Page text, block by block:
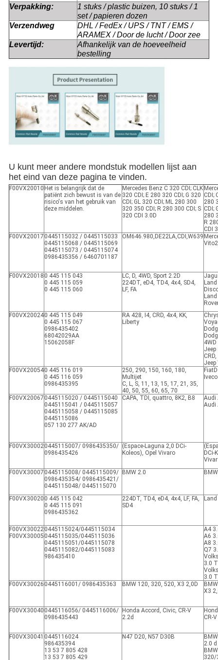
Verpakking:
1 stuks / plastic buizen, 10 stuks / 1
set / papieren dozen
Verzendweg
DHL / FedEx / UPS / TNT / EMS /
ARAMEX / Door de lucht / Door zee
Levertijd:
Afhankelijk van de hoeveelheid
bestelling
U kunt meer andere mondstuk modellen lijst aan
het eind van deze pagina te vinden.
F00VX20010 Het is belangrijk dat de
patiënt zich bewust is van de
risico's van het gebruik van
deze middelen.
Mercedes Benz C 320 CDI; CLK
320 CDI; E 280 320 CDI; G 320
CDI; GL 320 CDI; ML 280 300
320 350 CDI; R 280 300 CDI; S
320 CDI 3.0D
CDI;
280
CDI;
280
R
CDI
F00VX20017 0445115032 / 0445115033
0445115068 / 0445115069
0445115073 / 0445115074
0986435356 / 6460701187
OM646.980,DE22LA,CDI,W639
F00VX20018 0 445 115 043
0 445 115 059
0 445 115 060
LC, D, 4WD, Sport 2.2D
224DT, eD4, TD4, 4x4, SD4,
LF, FA
F00VX200240 445 115 049
0 445 115 067
0986435402
68042029AA
15062058F
RA 428, I4, CRD, 4x4, KK,
Liberty
4WD
Jeep
Jeep
F00VX200540 445 116 019
0 445 116 059
0986435395
250, 290, 150, 160, 180,
Multijet
C, L, S, 11, 13, 15, 17, 21, 35,
40, 50, 55, 60, 65, 70
F00VX20067 0445115020 / 0445115040
0445115041 / 0445115057
0445115058 / 0445115085
0445115086
057 130 277 AK/AD
CAPA, TDI, quattro, 8K2, B8
Audi
Audi
F00VX300020445115007/ 0986435350/
0986435426
(Espace-Laguna 2,0 DCi-
Koleos), Opel Vivaro
DCi-
F00VX30007 0445115008/ 0445115009/
0986435354/ 0986435421/
0445115048/ 0445115070
BMW 2.0
F00VX30020 0 445 115 042
0 445 115 091
0986435362
224DT, TD4, eD4, 4x4, LF, FA,
SD4
F00VX30022
F00VX30005
0445115024/0445115034
0445115035/0445115036
0445115051/0445115078
0445115082/0445115083
986435410
A4
A6
A8
Q7
3.0
3.0
F00VX30026 0445116001/ 0986435363 BMW 120, 320, 520, X3 2,0D
X3
F00VX30040 0445116056/ 0445116006/
0986435443
Honda Accord, Civic, CR-V
2.2d
CR-
F00VX30041 0445116024
986435394
13 53 7 805 428
13 53 7 805 429
N47 D20, N57 D30B
2.0 d
BMW
320/